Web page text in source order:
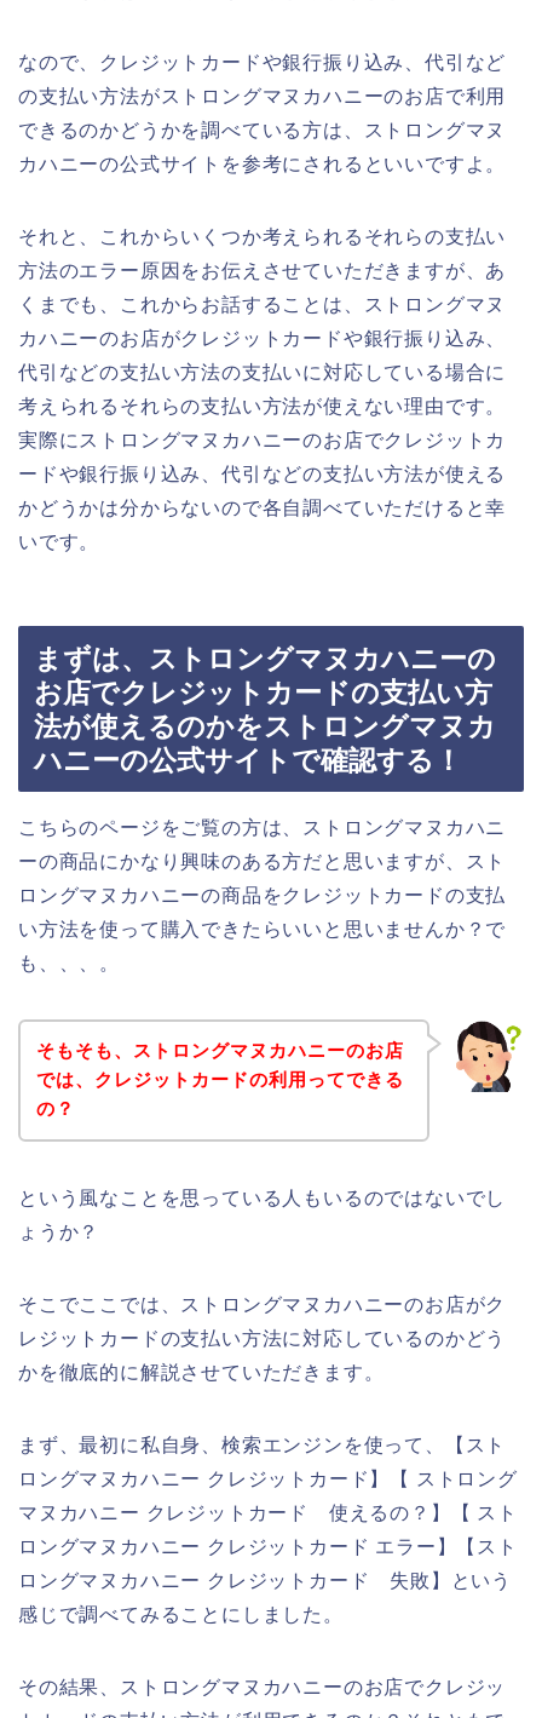
なので、クレジットカードや銀行振り込み、代引など
の支払い方法がストロングマヌカハニーのお店で利用
できるのかどうかを調べている方は、ストロングマヌ
カハニーの公式サイトを参考にされるといいですよ。
それと、これからいくつか考えられるそれらの支払い
方法のエラー原因をお伝えさせていただきますが、あ
くまでも、これからお話することは、ストロングマヌ
カハニーのお店がクレジットカードや銀行振り込み、
代引などの支払い方法の支払いに対応している場合に
考えられるそれらの支払い方法が使えない理由です。
実際にストロングマヌカハニーのお店でクレジットカ
ードや銀行振り込み、代引などの支払い方法が使える
かどうかは分からないので各自調べていただけると幸
いです。
まずは、ストロングマヌカハニーの
お店でクレジットカードの支払い方
法が使えるのかをストロングマヌカ
ハニーの公式サイトで確認する！
こちらのページをご覧の方は、ストロングマヌカハニ
ーの商品にかなり興味のある方だと思いますが、スト
ロングマヌカハニーの商品をクレジットカードの支払
い方法を使って購入できたらいいと思いませんか？で
も、、、。
そもそも、ストロングマヌカハニーのお店
では、クレジットカードの利用ってできる
の？
という風なことを思っている人もいるのではないでし
ょうか？
そこでここでは、ストロングマヌカハニーのお店がク
レジットカードの支払い方法に対応しているのかどう
かを徹底的に解説させていただきます。
まず、最初に私自身、検索エンジンを使って、【スト
ロングマヌカハニー クレジットカード】【 ストロング
マヌカハニー クレジットカード 使えるの？】【 スト
ロングマヌカハニー クレジットカード エラー】【スト
ロングマヌカハニー クレジットカード 失敗】という
感じで調べてみることにしました。
その結果、ストロングマヌカハニーのお店でクレジッ